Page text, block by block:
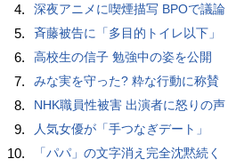
4. 深夜アニメに喫煙描写 BPOで議論
5. 斉藤被告に「多目的トイレ以下」
6. 高校生の信子 勉強中の姿を公開
7. みな実を守った? 粋な行動に称賛
8. NHK職員性被害 出演者に怒りの声
9. 人気女優が「手つなぎデート」
10. 「パパ」の文字消え完全沈黙続く